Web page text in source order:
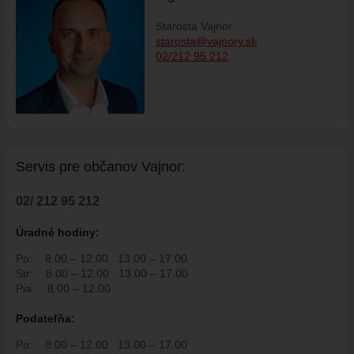
ÚRADNÁ TABUĽA
ZMLUVY, OBJEDNÁVKY, FAKTÚRY
EVIDENCIA PSOV
VZN
DOKUMENTY
VAJNORSKÁ PODPORNÁ SPOLOČNOSŤ
ZVEREJNENIE VYDANÝCH POVOLENÍ NA ROZKOPÁVKY
ROZVOJOVÉ LOKALITY
EURÓPSKE FONDY
PARTICIPATÍVNY ROZPOČET
O VAJNOROCH
Starosta Vajnor
starosta@vajnory.sk
02/212 95 212
Servis pre občanov Vajnor:
02/ 212 95 212
Úradné hodiny:
Po: 8.00 – 12.00
13.00 – 17.00
Str:
8.00 – 12.00
13.00 – 17.00
Pia:
8.00 – 12.00
Podateľňa:
Po: 8.00 – 12.00
13.00 – 17.00